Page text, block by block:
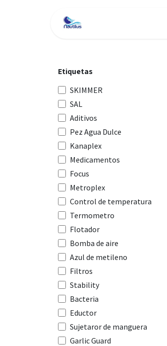
Etiquetas
SKIMMER
SAL
Aditivos
Pez Agua Dulce
Kanaplex
Medicamentos
Focus
Metroplex
Control de temperatura
Termometro
Flotador
Bomba de aire
Azul de metileno
Filtros
Stability
Bacteria
Eductor
Sujetaror de manguera
Garlic Guard